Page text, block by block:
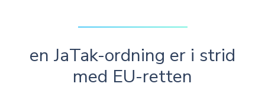
en JaTak-ordning er i strid
med EU-retten